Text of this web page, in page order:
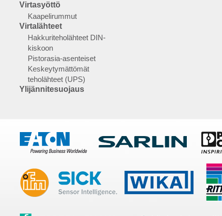
Virtasyöttö
Kaapelirummut
Virtalähteet
Hakkuriteholähteet DIN-
kiskoon
Pistorasia-asenteiset
Keskeytymättömät
teholähteet (UPS)
Ylijännitesuojaus